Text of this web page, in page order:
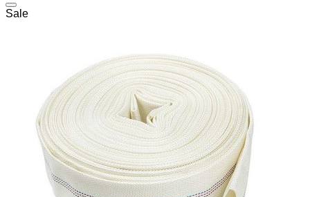
Sale